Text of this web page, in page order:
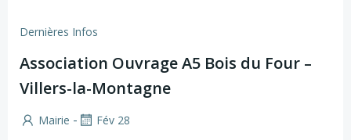
Dernières Infos
Association Ouvrage A5 Bois du Four –
Villers-la-Montagne
Mairie - Fév 28